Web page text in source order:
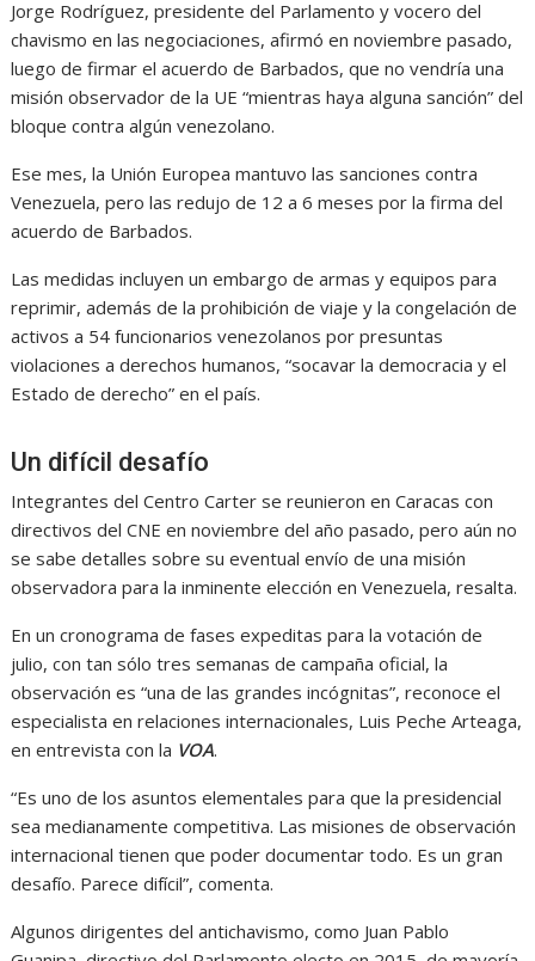
Jorge Rodríguez, presidente del Parlamento y vocero del
chavismo en las negociaciones, afirmó en noviembre pasado,
luego de firmar el acuerdo de Barbados, que no vendría una
misión observador de la UE “mientras haya alguna sanción” del
bloque contra algún venezolano.
Ese mes, la Unión Europea mantuvo las sanciones contra
Venezuela, pero las redujo de 12 a 6 meses por la firma del
acuerdo de Barbados.
Las medidas incluyen un embargo de armas y equipos para
reprimir, además de la prohibición de viaje y la congelación de
activos a 54 funcionarios venezolanos por presuntas
violaciones a derechos humanos, “socavar la democracia y el
Estado de derecho” en el país.
Un difícil desafío
Integrantes del Centro Carter se reunieron en Caracas con
directivos del CNE en noviembre del año pasado, pero aún no
se sabe detalles sobre su eventual envío de una misión
observadora para la inminente elección en Venezuela, resalta.
En un cronograma de fases expeditas para la votación de
julio, con tan sólo tres semanas de campaña oficial, la
observación es “una de las grandes incógnitas”, reconoce el
especialista en relaciones internacionales, Luis Peche Arteaga,
en entrevista con la VOA.
“Es uno de los asuntos elementales para que la presidencial
sea medianamente competitiva. Las misiones de observación
internacional tienen que poder documentar todo. Es un gran
desafío. Parece difícil”, comenta.
Algunos dirigentes del antichavismo, como Juan Pablo